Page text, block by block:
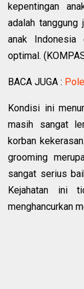
kepentingan
adalah
anak Indonesia
optimal.
BACA JUGA :
Kondisi ini
masih sangat
korban
grooming
sangat serius
Kejahatan ini
menghancurkan